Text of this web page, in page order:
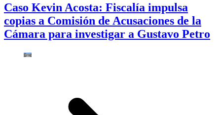
Caso Kevin Acosta: Fiscalía impulsa
copias a Comisión de Acusaciones de la
Cámara para investigar a Gustavo Petro